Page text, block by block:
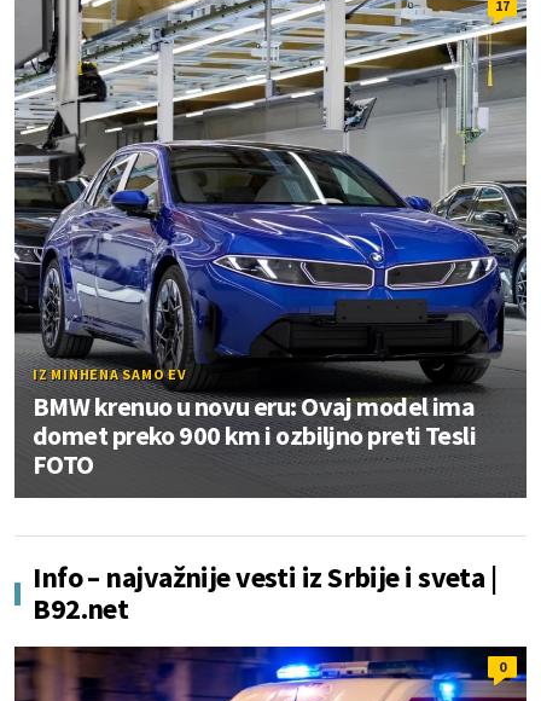
17
IZ MINHENA SAMO EV
BMW krenuo u novu eru: Ovaj model ima
domet preko 900 km i ozbiljno preti Tesli
FOTO
Info – najvažnije vesti iz Srbije i sveta |
B92.net
0